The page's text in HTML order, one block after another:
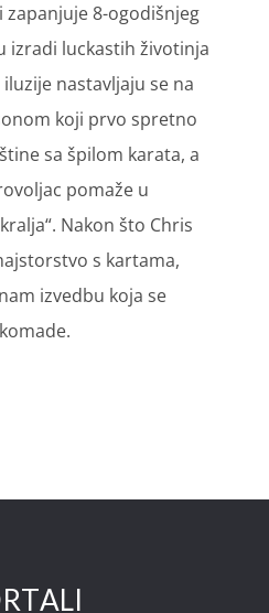
8-ogodišnjeg
izradi luckastih životinja
nastavljaju se na
koji prvo spretno
sa špilom karata, a
pomaže u
Nakon što Chris
s kartama,
izvedbu koja se